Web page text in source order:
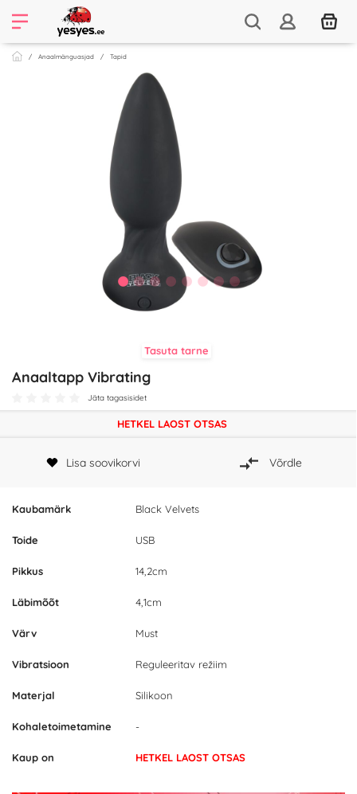
Anaalmänguasjad Tapid
Tasuta tarne
Anaaltapp Vibrating
Jäta tagasisidet
Kaubamärk Black Velvets
Toide USB
Pikkus 14,2cm
Läbimõõt 4,1cm
Värv Must
Vibratsioon Reguleeritav režiim
Materjal Silikoon
Kohaletoimetamine -
Kaup on HETKEL LAOST OTSAS
HETKEL LAOST OTSAS
Lisa soovikorvi Võrdle